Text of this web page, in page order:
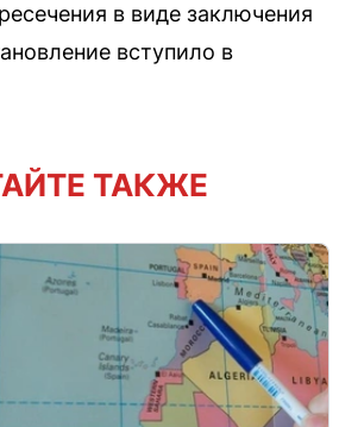
в виде заключения
вступило в
ТАКЖЕ